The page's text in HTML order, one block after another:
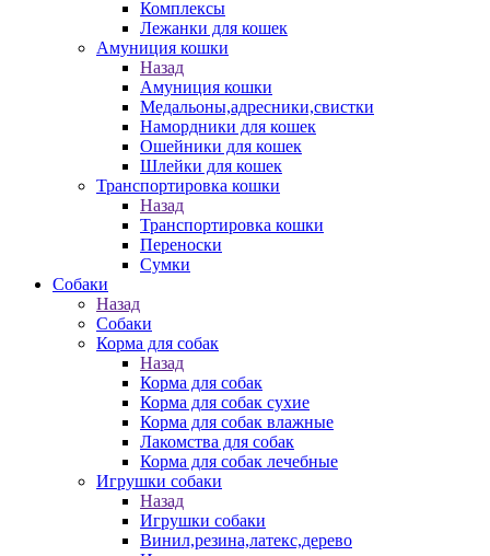
Комплексы
Лежанки для кошек
Амуниция кошки
Назад
Амуниция кошки
Медальоны,адресники,свистки
Намордники для кошек
Ошейники для кошек
Шлейки для кошек
Транспортировка кошки
Назад
Транспортировка кошки
Переноски
Сумки
Собаки
Назад
Собаки
Корма для собак
Назад
Корма для собак
Корма для собак сухие
Корма для собак влажные
Лакомства для собак
Корма для собак лечебные
Игрушки собаки
Назад
Игрушки собаки
Винил,резина,латекс,дерево